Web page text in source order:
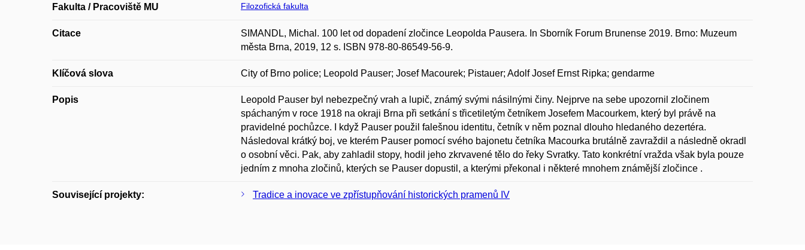
Fakulta / Pracoviště MU Filozofická fakulta
Citace
SIMANDL, Michal. 100 let od dopadení zločince Leopolda Pausera. In Sborník Forum Brunense 2019. Brno: Muzeum
města Brna, 2019, 12 s. ISBN 978-80-86549-56-9.
Klíčová slova City of Brno police; Leopold Pauser; Josef Macourek; Pistauer; Adolf Josef Ernst Ripka; gendarme
Popis
Leopold Pauser byl nebezpečný vrah a lupič, známý svými násilnými činy. Nejprve na sebe upozornil zločinem
spáchaným v roce 1918 na okraji Brna při setkání s třicetiletým četníkem Josefem Macourkem, který byl právě na
pravidelné pochůzce. I když Pauser použil falešnou identitu, četník v něm poznal dlouho hledaného dezertéra.
Následoval krátký boj, ve kterém Pauser pomocí svého bajonetu četníka Macourka brutálně zavraždil a následně okradl
o osobní věci. Pak, aby zahladil stopy, hodil jeho zkrvavené tělo do řeky Svratky. Tato konkrétní vražda však byla pouze
jedním z mnoha zločinů, kterých se Pauser dopustil, a kterými překonal i některé mnohem známější zločince .
Související projekty: Tradice a inovace ve zpřístupňování historických pramenů IV